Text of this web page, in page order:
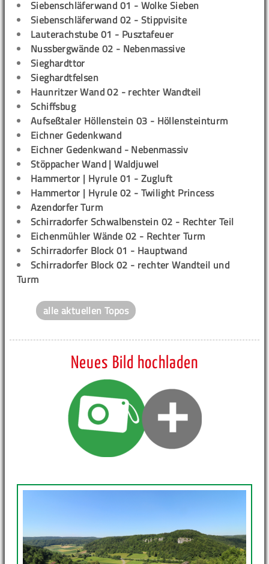
Siebenschläferwand 01 - Wolke Sieben
Siebenschläferwand 02 - Stippvisite
Lauterachstube 01 - Pusztafeuer
Nussbergwände 02 - Nebenmassive
Sieghardttor
Sieghardtfelsen
Haunritzer Wand 02 - rechter Wandteil
Schiffsbug
Aufseßtaler Höllenstein 03 - Höllensteinturm
Eichner Gedenkwand
Eichner Gedenkwand - Nebenmassiv
Stöppacher Wand | Waldjuwel
Hammertor | Hyrule 01 - Zugluft
Hammertor | Hyrule 02 - Twilight Princess
Azendorfer Turm
Schirradorfer Schwalbenstein 02 - Rechter Teil
Eichenmühler Wände 02 - Rechter Turm
Schirradorfer Block 01 - Hauptwand
Schirradorfer Block 02 - rechter Wandteil und
Turm
alle aktuellen Topos
Neues Bild hochladen